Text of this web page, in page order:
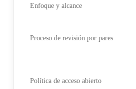
Enfoque y alcance
Proceso de revisión por pares
Política de acceso abierto